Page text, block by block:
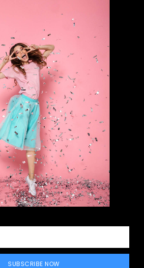
SUBSCRIBE NOW